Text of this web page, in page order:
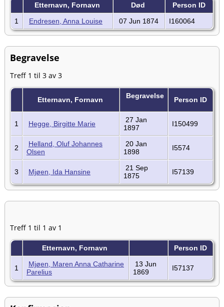
Etternavn, Fornavn Død
Person ID
1
Endresen, Anna Louise 07 Jun 1874 I160064
Begravelse
Treff 1 til 3 av 3
Etternavn, Fornavn Begravelse Person ID
1 Hegge, Birgitte Marie
27 Jan
1897
I150499
2
Helland, Oluf Johannes
Olsen
20 Jan
1898
I5574
3 Mjøen, Ida Hansine
21 Sep
1875
I57139
Treff 1 til 1 av 1
Etternavn, Fornavn Person ID
1
Mjøen, Maren Anna Catharine
Parelius
13 Jun
1869
I57137